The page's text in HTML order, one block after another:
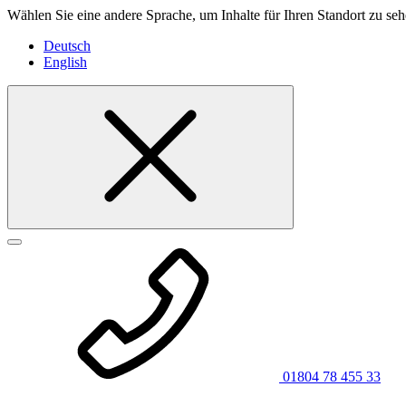
Wählen Sie eine andere Sprache, um Inhalte für Ihren Standort zu
Deutsch
English
01804 78 455 33